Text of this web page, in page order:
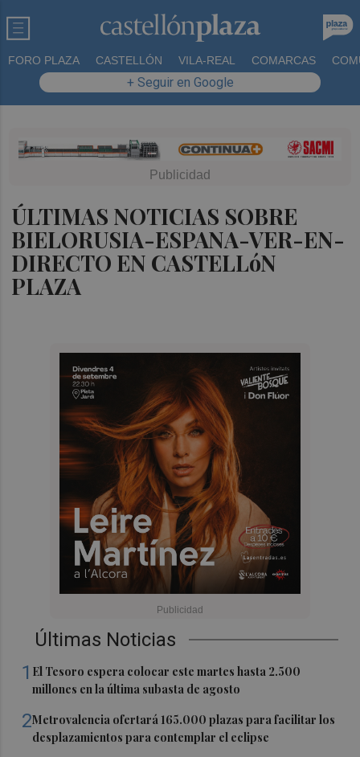
FORO PLAZA CASTELLÓN VILA-REAL COMARCAS
+ Seguir en Google
ÚLTIMAS NOTICIAS SOBRE
BIELORUSIA-ESPANA-VER-EN-
DIRECTO EN CASTELLóN
PLAZA
Últimas Noticias
1 El Tesoro espera colocar este martes hasta 2.500
millones en la última subasta de agosto
2Metrovalencia ofertará 165.000 plazas para facilitar los
desplazamientos para contemplar el eclipse